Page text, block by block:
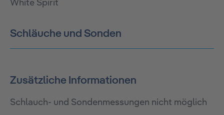
White Spirit
Schläuche und Sonden
Zusätzliche Informationen
Schlauch- und Sondenmessungen nicht möglich